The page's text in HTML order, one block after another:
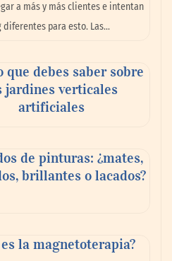
a más y más clientes e intentan
para esto. Las…
que debes saber sobre
jardines verticales
artificiales
de pinturas: ¿mates,
brillantes o lacados?
es la magnetoterapia?